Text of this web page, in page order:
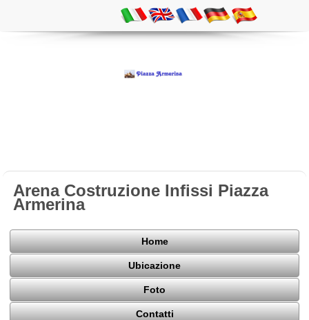
Arena Costruzione Infissi Piazza
Armerina
Home
Ubicazione
Foto
Contatti